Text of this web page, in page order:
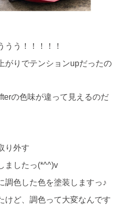
うう！！！！！
がりでテンションupだったの
の色味が違って見えるのだ
り外す
ましたっ(*^^)v
調色した色を塗装しますっ♪
ど、調色って大変なんです